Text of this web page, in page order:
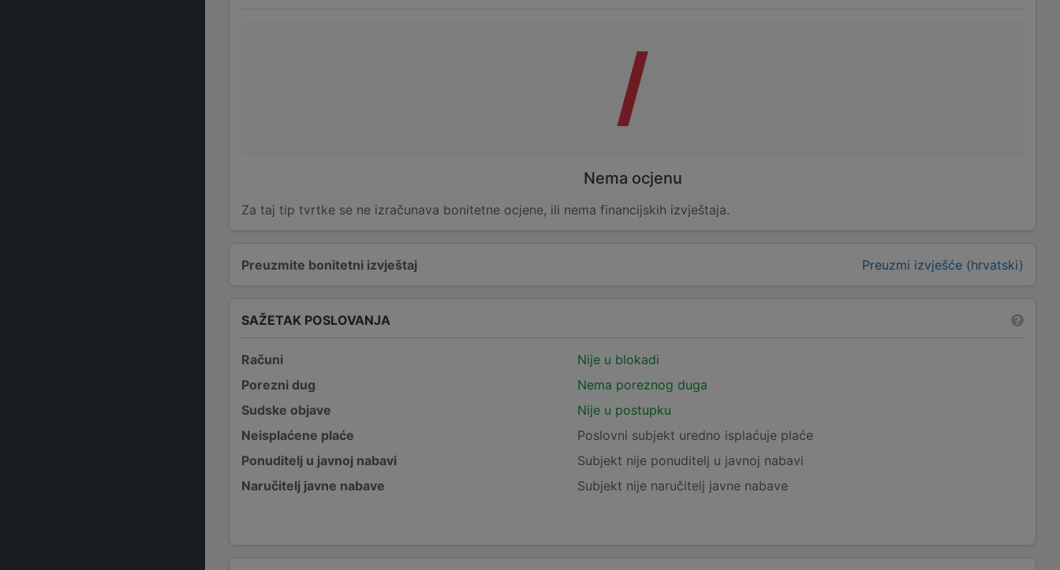
Preuzmite bonitetni izvještaj Preuzmi izvješće (hrvatski)
/
Nema ocjenu
Za taj tip tvrtke se ne izračunava bonitetne ocjene, ili nema financijskih izvještaja.
SAŽETAK POSLOVANJA
Računi
Nije u blokadi
Porezni dug
Nema poreznog duga
Sudske objave
Nije u postupku
Neisplaćene plaće
Poslovni subjekt uredno isplaćuje plaće
Ponuditelj u javnoj nabavi
Subjekt nije ponuditelj u javnoj nabavi
Naručitelj javne nabave
Subjekt nije naručitelj javne nabave